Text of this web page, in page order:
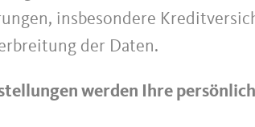
insbesondere
der Daten.
werden Ihre